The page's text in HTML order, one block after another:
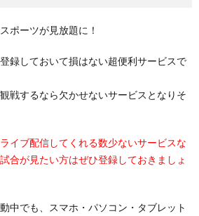
ポーツが見放題に！
録しておいて損はない超便利サービスで
戦するなら欠かせないサービスとなりそ
イブ配信してくれる数少ないサービスな
合が見たい方はぜひ登録しておきましょ
中でも、スマホ・パソコン・タブレット